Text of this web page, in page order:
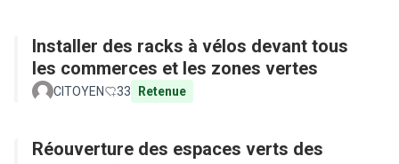
Installer des racks à vélos devant tous
les commerces et les zones vertes
CITOYEN 33 Retenue
Réouverture des espaces verts des